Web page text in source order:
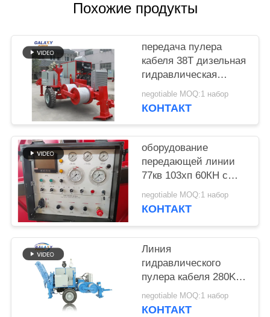
Похожие продукты
передача пулера
кабеля 38T дизельная
гидравлическая
OPGW шнуруя
оборудование
negotiable MOQ:1 набор
КОНТАКТ
оборудование
передающей линии
77кв 103хп 60КН с
номером 7 пазов
negotiable MOQ:1 набор
КОНТАКТ
Линия
гидравлического
пулера кабеля 280KN
ADSS надземная
шнуруя оборудование
negotiable MOQ:1 набор
КОНТАКТ